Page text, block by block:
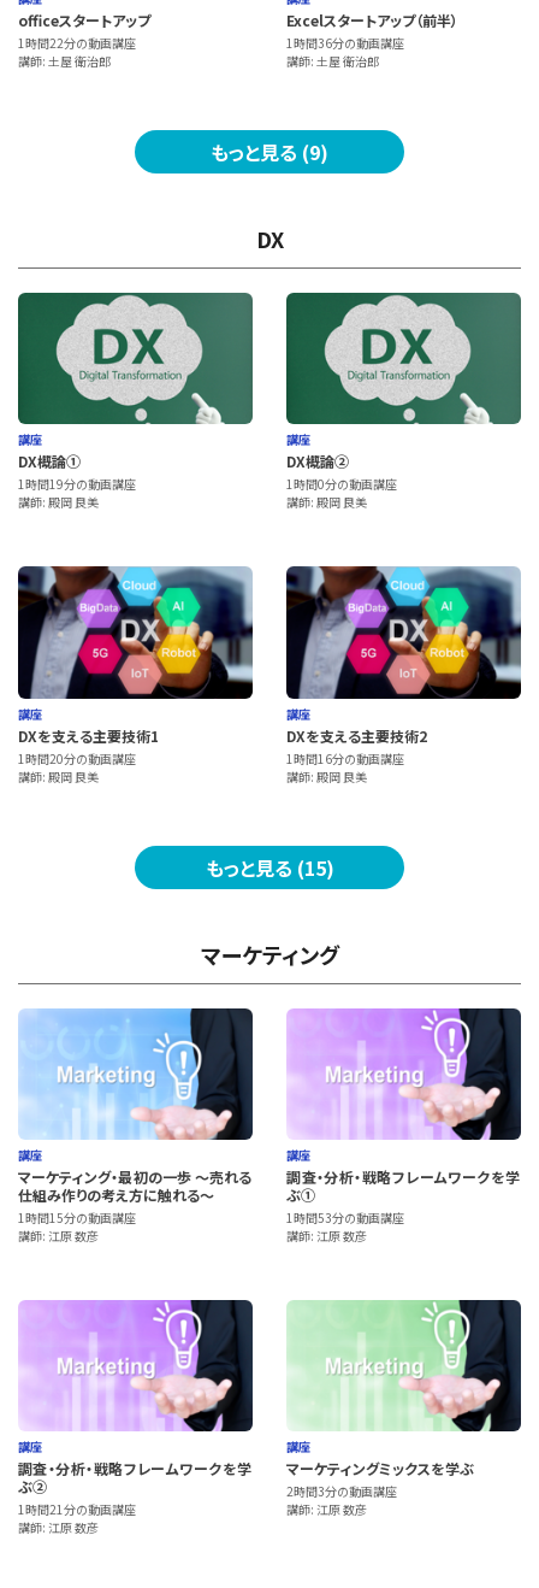
officeスタートアップ
1時間22分の動画講座
講師: 土屋 衛治郎
Excelスタートアップ（前半）
1時間36分の動画講座
講師: 土屋 衛治郎
もっと見る (9)
DX
講座
DX概論①
1時間19分の動画講座
講師: 殿岡 良美
講座
DX概論②
1時間0分の動画講座
講師: 殿岡 良美
講座
DXを支える主要技術1
1時間20分の動画講座
講師: 殿岡 良美
講座
DXを支える主要技術2
1時間16分の動画講座
講師: 殿岡 良美
もっと見る (15)
マーケティング
講座
マーケティング・最初の一歩 ～売れる
仕組み作りの考え方に触れる～
1時間15分の動画講座
講師: 江原 数彦
講座
調査・分析・戦略フレームワークを学
ぶ①
1時間53分の動画講座
講師: 江原 数彦
講座
調査・分析・戦略フレームワークを学
ぶ②
1時間21分の動画講座
講師: 江原 数彦
講座
マーケティングミックスを学ぶ
2時間3分の動画講座
講師: 江原 数彦